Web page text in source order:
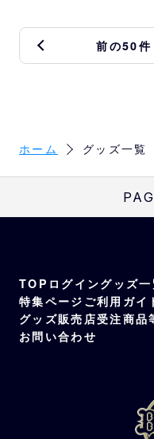
前の50件
ホーム グッズ一覧
TOP ログイングッズ一
特集ページ ご利用ガイ
グッズ販売店受注商品
お問い合わせ